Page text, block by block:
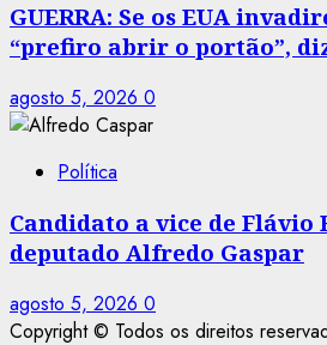
GUERRA: Se os EUA
“prefiro abrir o portão”,
agosto 5, 2026 0
Política
Candidato a vice de Flávio
deputado Alfredo Gaspar
agosto 5, 2026 0
Copyright © Todos os direitos